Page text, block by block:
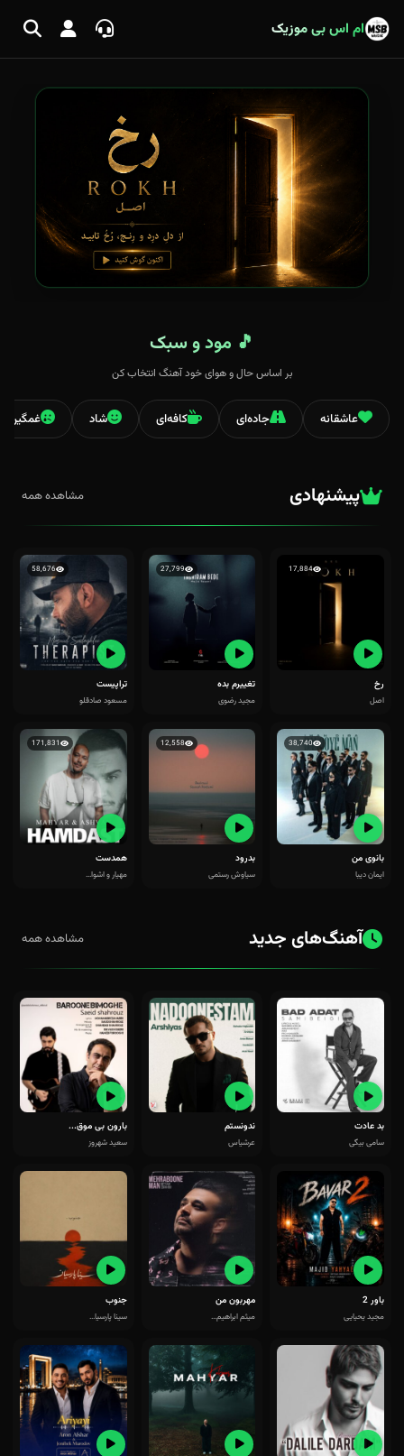
ام اس بی موزیک
🎵 مود و سبک
بر اساس حال و هوای خود آهنگ انتخاب کن
عاشقانه جاده‌ای کافه‌ای شاد غمگین
پیشنهادی مشاهده همه
17,884
رخ
اصل
27,799
تغییرم بده
مجید رضوی
58,676
تراپیست
مسعود صادقلو
38,740
بانوی من
ایمان دیبا
12,558
بدرود
سیاوش رستمی
171,831
همدست
مهیار و اشوا...
آهنگ‌های جدید مشاهده همه
بد عادت
سامی بیگی
ندونستم
عرشیاس
بارون بی موق...
سعید شهروز
باور 2
مجید یحیایی
مهربون من
میثم ابراهیم...
جنوب
سینا پارسیا...